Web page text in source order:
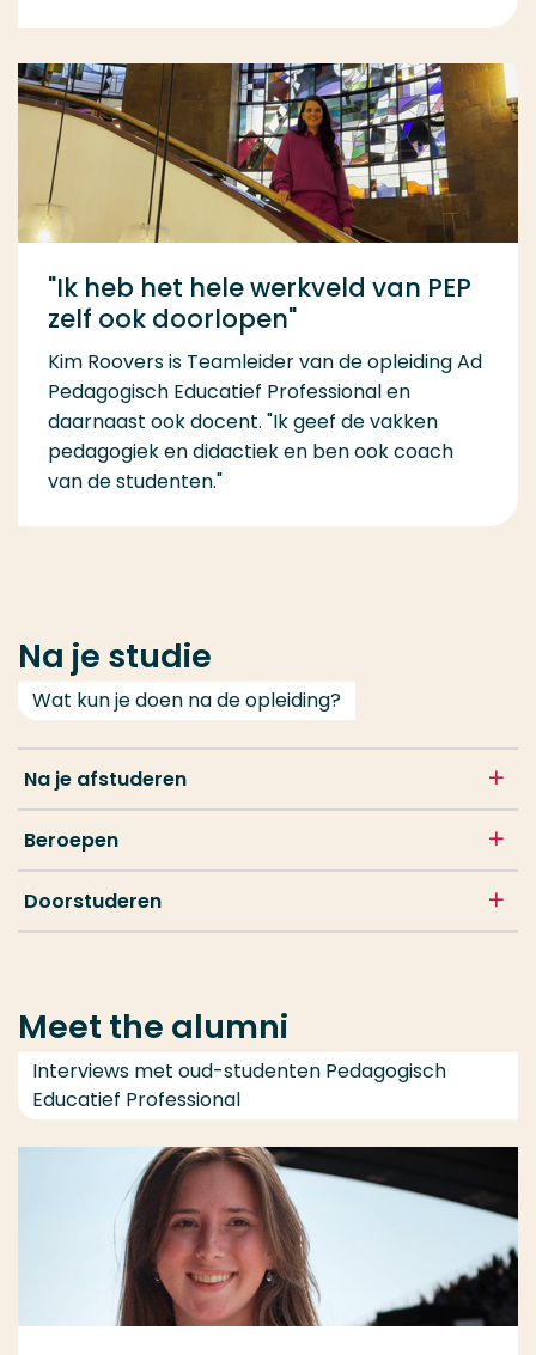
"Ik heb het hele werkveld van PEP
zelf ook doorlopen"
Kim Roovers is Teamleider van de opleiding Ad
Pedagogisch Educatief Professional en
daarnaast ook docent. "Ik geef de vakken
pedagogiek en didactiek en ben ook coach
van de studenten."
Na je studie
Wat kun je doen na de opleiding?
Na je afstuderen
Beroepen
Doorstuderen
Meet the alumni
Interviews met oud-studenten Pedagogisch
Educatief Professional